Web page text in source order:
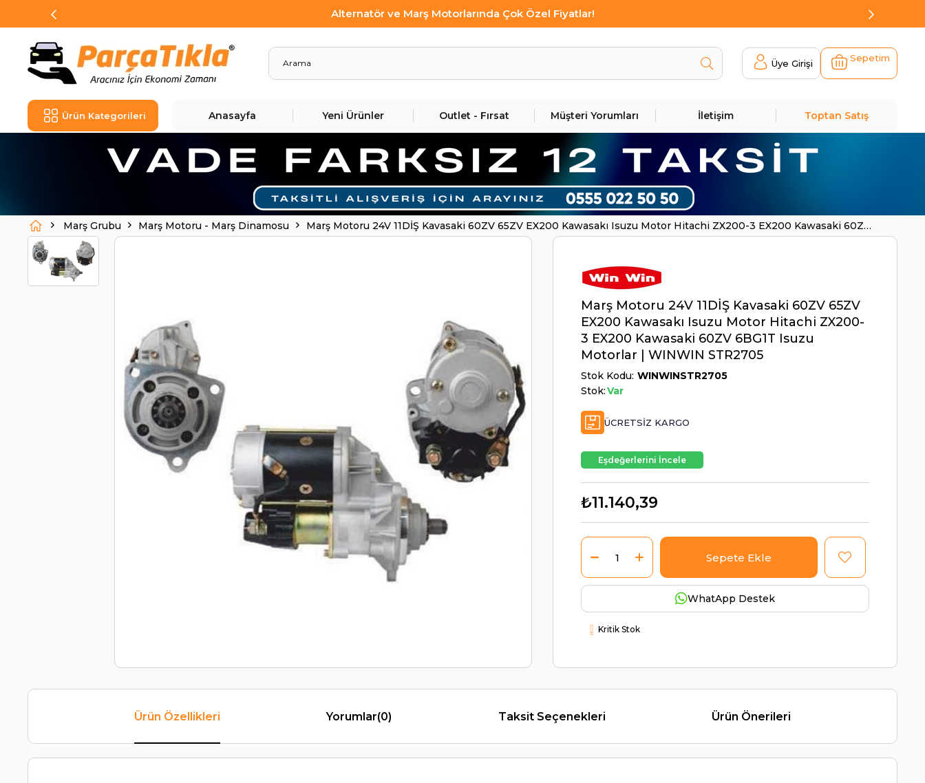
Alternatör ve Marş Motorlarında Çok Özel Fiyatlar!
Üye Girişi Sepetim
Ürün Kategorileri Anasayfa Yeni Ürünler Outlet - Fırsat Müşteri Yorumları İletişim Toptan Satış
Marş Grubu Marş Motoru - Marş Dinamosu
Marş Motoru 24V 11DİŞ Kavasaki 60ZV 65ZV EX200 Kawasakı Isuzu Motor Hitachi ZX200-3 EX200 Kawasaki 60ZV
Marş Motoru 24V 11DİŞ Kavasaki 60ZV 65ZV
EX200 Kawasakı Isuzu Motor Hitachi ZX200-
3 EX200 Kawasaki 60ZV 6BG1T Isuzu
Motorlar | WINWIN STR2705
Stok Kodu WINWINSTR2705
Stok:Var
ÜCRETSIZ KARGO
Eşdeğerlerini İncele
₺11.140,39
WhatApp Destek
Kritik Stok
Ürün Özellikleri Yorumlar(0) Taksit Seçenekleri Ürün Önerileri